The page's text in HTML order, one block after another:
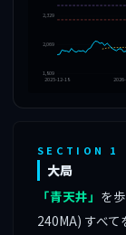
2,329
2,069
1,809
2025-12-18
SECTION 1
大局
「青天井」 を
240MA) すべ